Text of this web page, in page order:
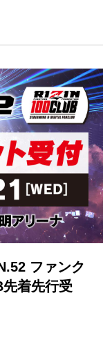
ファンク
着先行受